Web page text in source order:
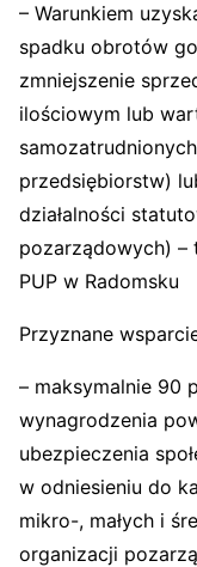
– Warunkiem
spadku obrotów
zmniejszenie
ilościowym lub
przedsiębiorstw)
działalności
pozarządowych) –
PUP w Radomsku
Przyznane
– maksymalnie 90
wynagrodzenia
ubezpieczenia
w odniesieniu do
mikro-, małych i
organizacji